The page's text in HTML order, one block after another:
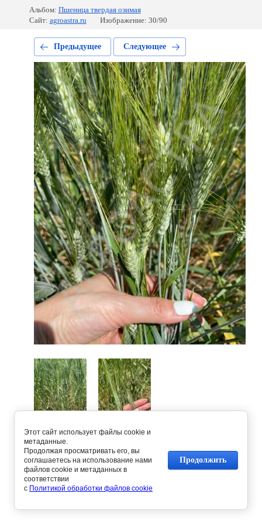
Альбом: Пшеница твердая озимая
Сайт: agroastra.ru Изображение: 30/90
Предыдущее Следующее
Предыдущее
Вернуться в галерею
Этот сайт использует файлы cookie и
метаданные.
Продолжая просматривать его, вы
соглашаетесь на использование нами
файлов cookie и метаданных в
соответствии
с Политикой обработки файлов cookie
Продолжить